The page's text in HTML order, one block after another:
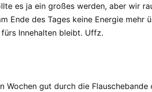
es ja ein großes werden, aber wir
Ende des Tages keine Energie mehr
Innehalten bleibt. Uffz.
Wochen gut durch die